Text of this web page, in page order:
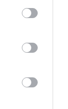
may click to
tags to
below Google
ο
ο πολυνίκης